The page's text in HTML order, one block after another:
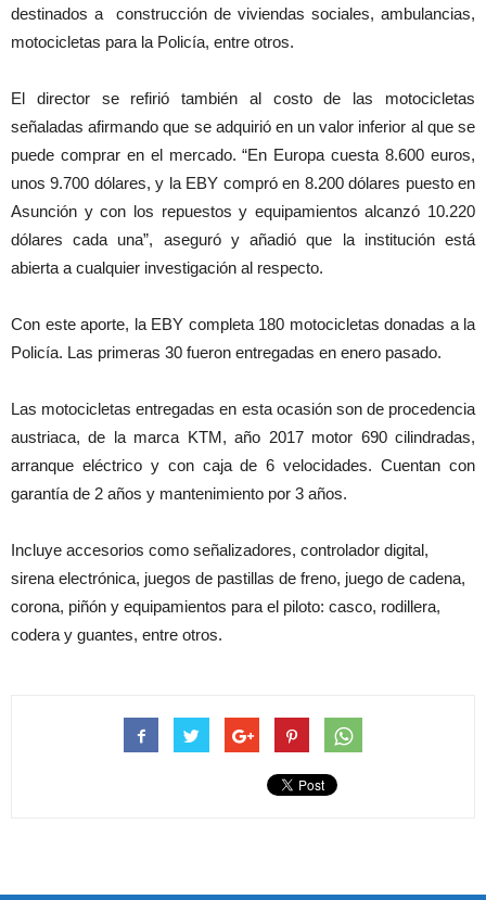
destinados a construcción de viviendas sociales, ambulancias,
motocicletas para la Policía, entre otros.
El director se refirió también al costo de las motocicletas
señaladas afirmando que se adquirió en un valor inferior al que se
puede comprar en el mercado. “En Europa cuesta 8.600 euros,
unos 9.700 dólares, y la EBY compró en 8.200 dólares puesto en
Asunción y con los repuestos y equipamientos alcanzó 10.220
dólares cada una”, aseguró y añadió que la institución está
abierta a cualquier investigación al respecto.
Con este aporte, la EBY completa 180 motocicletas donadas a la
Policía. Las primeras 30 fueron entregadas en enero pasado.
Las motocicletas entregadas en esta ocasión son de procedencia
austriaca, de la marca KTM, año 2017 motor 690 cilindradas,
arranque eléctrico y con caja de 6 velocidades. Cuentan con
garantía de 2 años y mantenimiento por 3 años.
Incluye accesorios como señalizadores, controlador digital,
sirena electrónica, juegos de pastillas de freno, juego de cadena,
corona, piñón y equipamientos para el piloto: casco, rodillera,
codera y guantes, entre otros.